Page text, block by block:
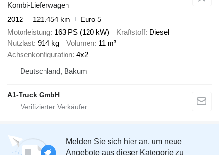
Kombi-Lieferwagen
2012
121.454 km
Euro 5
Motorleistung 163 PS (120 kW) Kraftstoff Diesel
Nutzlast 914 kg Volumen 11 m³
Achsenkonfiguration 4x2
Deutschland, Bakum
A1-Truck GmbH
Melden Sie sich hier an, um neue
Angebote aus dieser Kategorie zu